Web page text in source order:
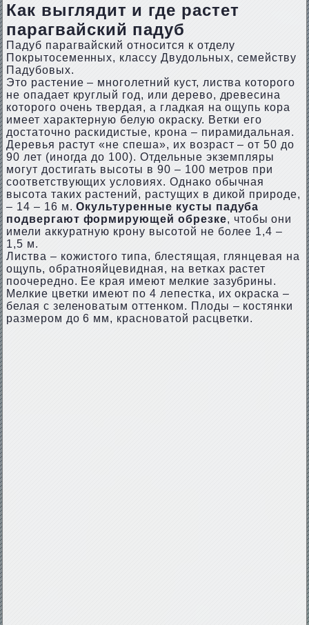
Как выглядит и где растет
парагвайский падуб
Падуб парагвайский относится к отделу
Покрытосеменных, классу Двудольных, семейству
Падубовых.
Это растение – многолетний куст, листва которого
не опадает круглый год, или дерево, древесина
которого очень твердая, а гладкая на ощупь кора
имеет характерную белую окраску. Ветки его
достаточно раскидистые, крона – пирамидальная.
Деревья растут «не спеша», их возраст – от 50 до
90 лет (иногда до 100). Отдельные экземпляры
могут достигать высоты в 90 – 100 метров при
соответствующих условиях. Однако обычная
высота таких растений, растущих в дикой природе,
– 14 – 16 м.Окультуренные кусты падуба
подвергают формирующей обрезке, чтобы они
имели аккуратную крону высотой не более 1,4 –
1,5 м.
Листва – кожистого типа, блестящая, глянцевая на
ощупь, обратнояйцевидная, на ветках растет
поочередно. Ее края имеют мелкие зазубрины.
Мелкие цветки имеют по 4 лепестка, их окраска –
белая с зеленоватым оттенком. Плоды – костянки
размером до 6 мм, красноватой расцветки.